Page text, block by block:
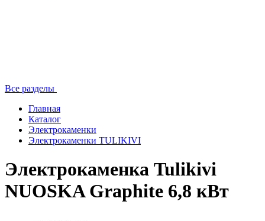
Все разделы
Главная
Каталог
Электрокаменки
Электрокаменки TULIKIVI
Электрокаменка Tulikivi
NUOSKA Graphite 6,8 кВт